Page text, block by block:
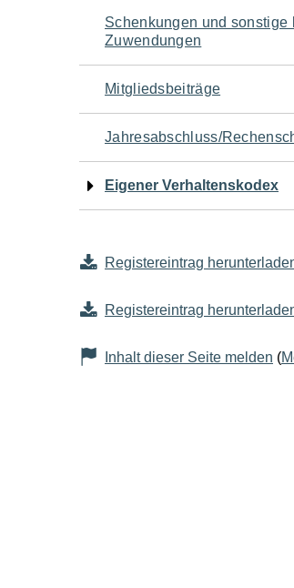
Schenkungen und sonstige
Zuwendungen
Mitgliedsbeiträge
Jahresabschluss/
Eigener Verhaltenskodex
Registereintrag
Registereintrag
Inhalt dieser Seite melden (